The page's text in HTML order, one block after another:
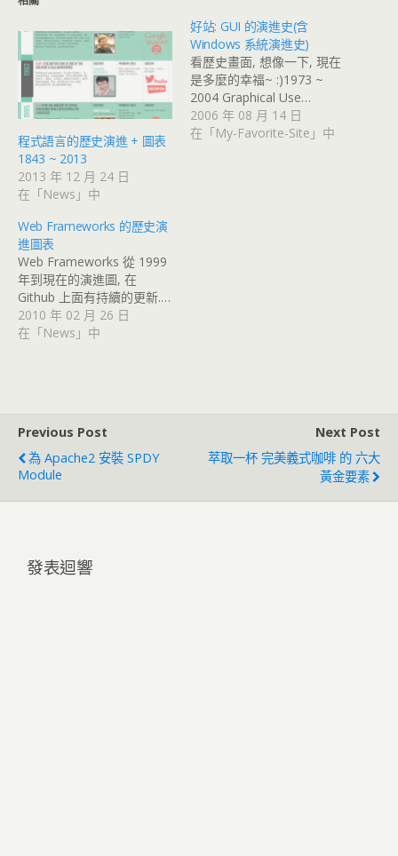
程式語言的歷史演進 + 圖表
1843 ~ 2013
2013 年 12 月 24 日
在「News」中
好站: GUI 的演進史(含
Windows 系統演進史)
看歷史畫面, 想像一下, 現在
是多麼的幸福~ :)1973 ~
2004 Graphical Use…
2006 年 08 月 14 日
在「My-Favorite-Site」中
Web Frameworks 的歷史演
進圖表
Web Frameworks 從 1999
年到現在的演進圖, 在
Github 上面有持續的更新.…
2010 年 02 月 26 日
在「News」中
Previous Post
為 Apache2 安裝 SPDY
Module
Next Post
萃取一杯 完美義式咖啡 的 六大
黃金要素
發表迴響